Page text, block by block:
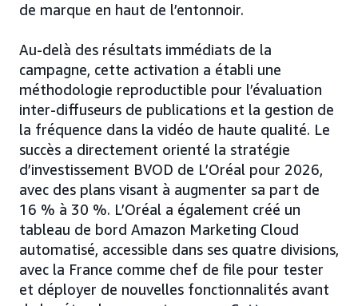
de marque en haut de l’entonnoir.
Au-delà des résultats immédiats de la
campagne, cette activation a établi une
méthodologie reproductible pour l’évaluation
inter-diffuseurs de publications et la gestion de
la fréquence dans la vidéo de haute qualité. Le
succès a directement orienté la stratégie
d’investissement BVOD de L’Oréal pour 2026,
avec des plans visant à augmenter sa part de
16 % à 30 %. L’Oréal a également créé un
tableau de bord Amazon Marketing Cloud
automatisé, accessible dans ses quatre divisions,
avec la France comme chef de file pour tester
et déployer de nouvelles fonctionnalités avant